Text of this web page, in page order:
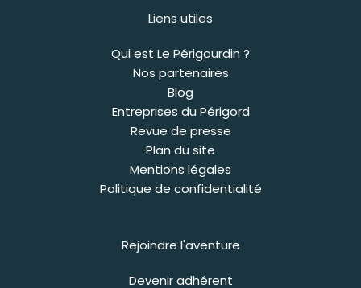
Liens utiles
Qui est Le Périgourdin ?
Nos partenaires
Blog
Entreprises du Périgord
Revue de presse
Plan du site
Mentions légales
Politique de confidentialité
Rejoindre l'aventure
Devenir adhérent